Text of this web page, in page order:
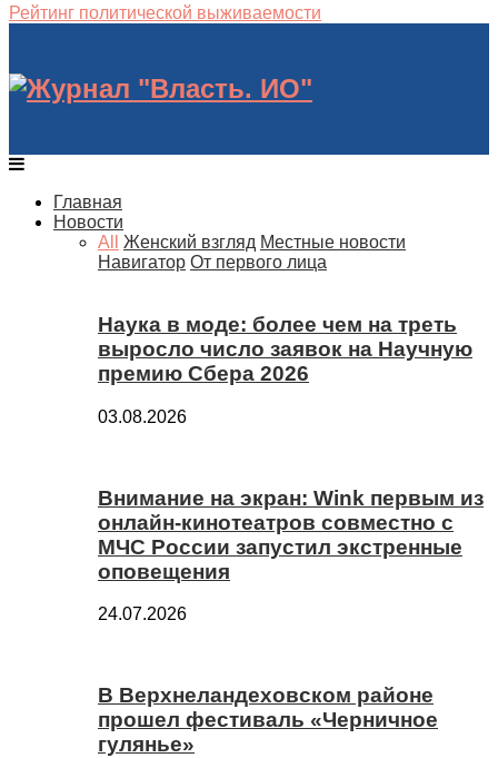
Рейтинг политической выживаемости
Главная
Новости
All
Женский взгляд Местные новости
Навигатор От первого лица
Наука в моде: более чем на треть
выросло число заявок на Научную
премию Сбера 2026
03.08.2026
Внимание на экран: Wink первым из
онлайн-кинотеатров совместно с
МЧС России запустил экстренные
оповещения
24.07.2026
В Верхнеландеховском районе
прошел фестиваль «Черничное
гулянье»